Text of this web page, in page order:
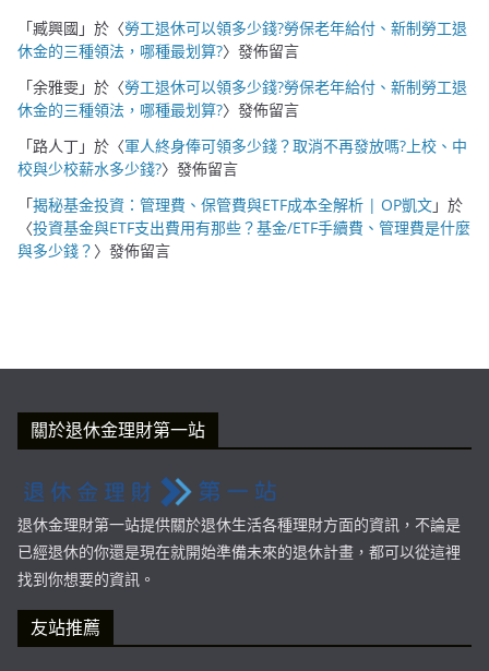
「臧興國 」於〈勞工退休可以領多少錢?勞保老年給付、新制勞工退
休金的三種領法，哪種最划算?〉發佈留言
「余雅雯」於〈勞工退休可以領多少錢?勞保老年給付、新制勞工退
休金的三種領法，哪種最划算?〉發佈留言
「路人丁」於〈軍人終身俸可領多少錢？取消不再發放嗎?上校、中
校與少校薪水多少錢?〉發佈留言
「揭秘基金投資：管理費、保管費與ETF成本全解析 | OP凱文」於
〈投資基金與ETF支出費用有那些？基金/ETF手續費、管理費是什麼
與多少錢？ 〉發佈留言
關於退休金理財第一站
退休金理財第一站提供關於退休生活各種理財方面的資訊，不論是
已經退休的你還是現在就開始準備未來的退休計畫，都可以從這裡
找到你想要的資訊。
友站推薦